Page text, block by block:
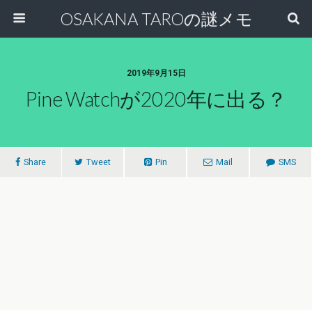
OSAKANA TAROの謎メモ
2019年9月15日
Pine Watchが2020年に出る？
Share Tweet Pin Mail SMS